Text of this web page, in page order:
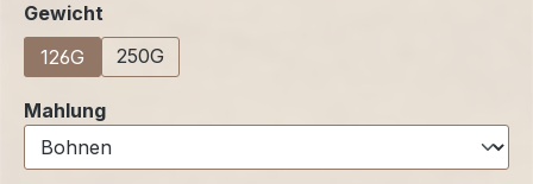
Gewicht
126G
250G
Mahlungauswählen